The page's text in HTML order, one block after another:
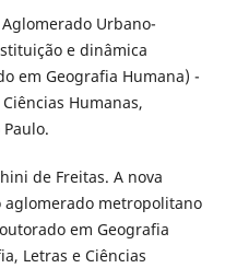
Aglomerado Urbano-
e dinâmica
em Geografia Humana) -
Humanas,
de Freitas. A nova
metropolitano
em Geografia
Letras e Ciências